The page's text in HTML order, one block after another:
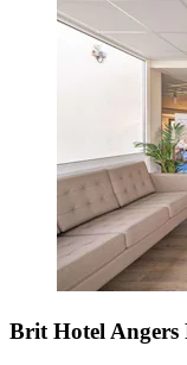
Brit Hotel